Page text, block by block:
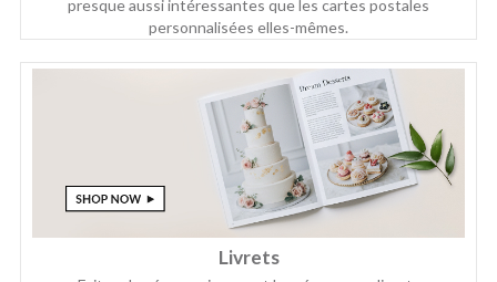
presque aussi intéressantes que les cartes postales
personnalisées elles-mêmes.
Livrets